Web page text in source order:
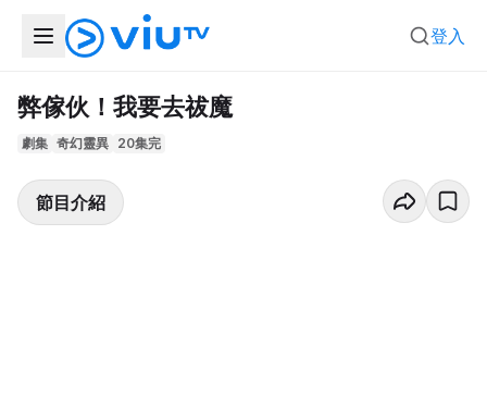
登入
弊傢伙！我要去祓魔
劇集 奇幻靈異 20集完
節目介紹